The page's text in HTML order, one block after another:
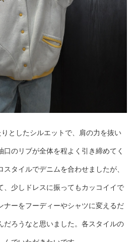
としたシルエットで、肩の力を抜い
口のリブが全体を程よく引き締めてく
タイルでデニムを合わせましたが、
、少しドレスに振ってもカッコイイで
ナーをフーディーやシャツに変えるだ
だろうなと思いました。各スタイルの